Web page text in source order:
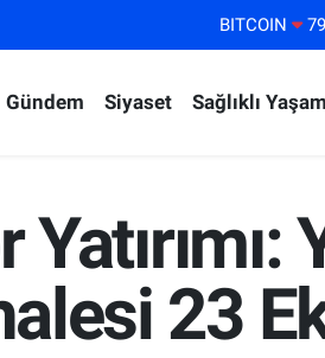
DOLAR
STERLİN
BITCOIN
Gündem Siyaset Sağlıklı Yaşam
23